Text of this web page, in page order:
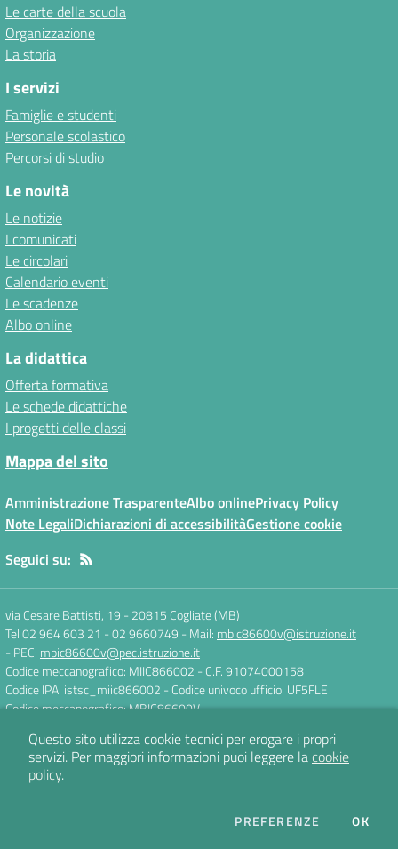
Le carte della scuola
Organizzazione
La storia
I servizi
Famiglie e studenti
Personale scolastico
Percorsi di studio
Le novità
Le notizie
I comunicati
Le circolari
Calendario eventi
Le scadenze
Albo online
La didattica
Offerta formativa
Le schede didattiche
I progetti delle classi
Mappa del sito
Amministrazione TrasparenteAlbo onlinePrivacy Policy
Note LegaliDichiarazioni di accessibilitàGestione cookie
Seguici su:
via Cesare Battisti, 19 - 20815 Cogliate (MB)
Tel 02 964 603 21 - 02 9660749 - Mail: mbic86600v@istruzione.it
- PEC: mbic86600v@pec.istruzione.it
Codice meccanografico: MIIC866002 - C.F. 91074000158
Codice IPA: istsc_miic866002 - Codice univoco ufficio: UF5FLE
Codice meccanografico: MBIC86600V
Concept & Design by
Designers Italia
Questo sito utilizza cookie tecnici per erogare i propri
servizi. Per maggiori informazioni puoi leggere la cookie
policy.
PREFERENZE DEI COOKIE
OK